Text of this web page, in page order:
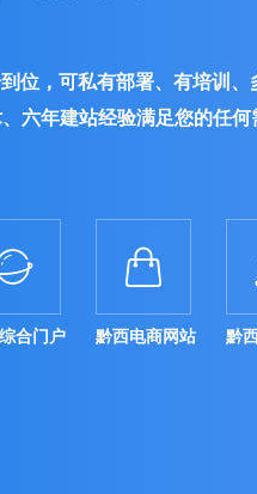
位，可私有部署、有培训
六年建站经验满足您的任何
合门户

黔西电商网站 黔